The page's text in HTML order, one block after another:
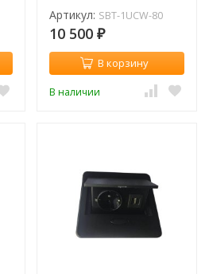
с кабелем / серый
Артикул: SBT-1UCW-80
10 500 ₽
В корзину
В наличии